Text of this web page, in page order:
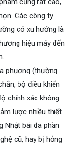
cũng rất cao,
Các công ty
có xu hướng là
hiệu máy đến
phương (thường
bộ điều khiển
chính xác không
lược nhiều thiết
Nhật bãi đa phần
cũ, hay bị hỏng